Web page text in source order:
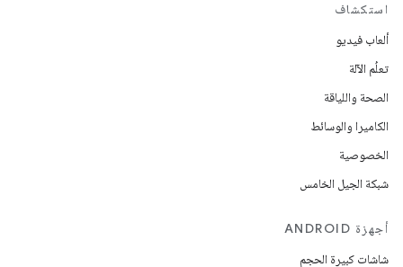
استكشاف
ألعاب فيديو
تعلُم الآلة
الصحة واللياقة
الكاميرا والوسائط
الخصوصية
شبكة الجيل الخامس
أجهزة ANDROID
شاشات كبيرة الحجم